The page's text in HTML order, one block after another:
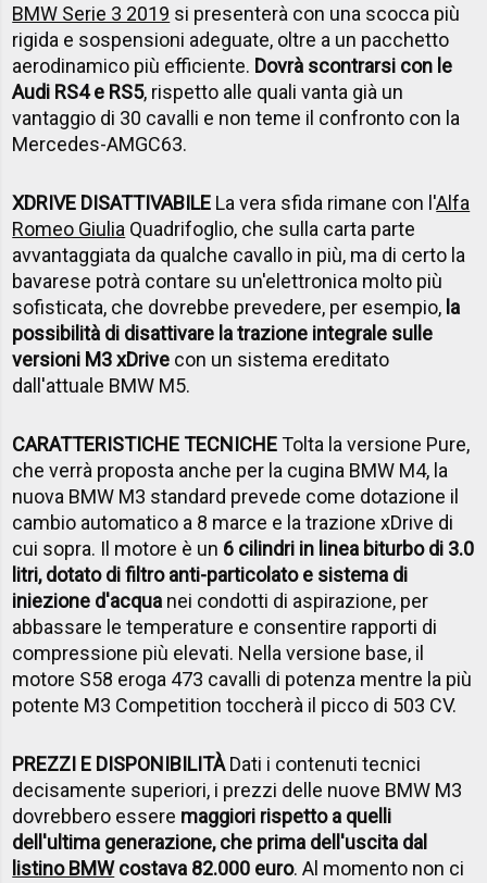
BMW Serie 3 2019 si presenterà con una scocca più
rigida e sospensioni adeguate, oltre a un pacchetto
aerodinamico più efficiente. Dovrà scontrarsi con le
Audi RS4 e RS5, rispetto alle quali vanta già un
vantaggio di 30 cavalli e non teme il confronto con la
Mercedes-AMGC63.
XDRIVE DISATTIVABILE La vera sfida rimane con l'Alfa
Romeo Giulia Quadrifoglio, che sulla carta parte
avvantaggiata da qualche cavallo in più, ma di certo la
bavarese potrà contare su un'elettronica molto più
sofisticata, che dovrebbe prevedere, per esempio, la
possibilità di disattivare la trazione integrale sulle
versioni M3 xDrive con un sistema ereditato
dall'attuale BMW M5.
CARATTERISTICHE TECNICHETolta la versione Pure,
che verrà proposta anche per la cugina BMW M4, la
nuova BMW M3 standard prevede come dotazione il
cambio automatico a 8 marce e la trazione xDrive di
cui sopra. Il motore è un 6 cilindri in linea biturbo di 3.0
litri, dotato di filtro anti-particolato e sistema di
iniezione d'acqua nei condotti di aspirazione, per
abbassare le temperature e consentire rapporti di
compressione più elevati. Nella versione base, il
motore S58 eroga 473 cavalli di potenza mentre la più
potente M3 Competition toccherà il picco di 503 CV.
PREZZI E DISPONIBILITÀDati i contenuti tecnici
decisamente superiori, i prezzi delle nuove BMW M3
dovrebbero essere maggiori rispetto a quelli
dell'ultima generazione, che prima dell'uscita dal
listino BMWcostava 82.000 euro. Al momento non ci